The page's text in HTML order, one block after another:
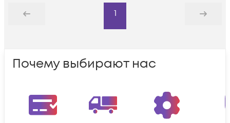
Назад
1
Дальше
Почему выбирают нас